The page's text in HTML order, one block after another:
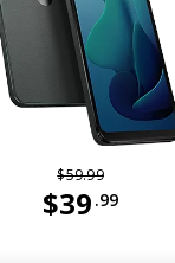
$59.99
$39 .99